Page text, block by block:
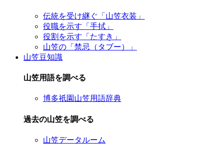
伝統を受け継ぐ「山笠衣装」
役職を示す「手拭」
役割を示す「たすき」
山笠の「禁忌（タブー）」
山笠豆知識
山笠用語を調べる
博多祇園山笠用語辞典
過去の山笠を調べる
山笠データルーム